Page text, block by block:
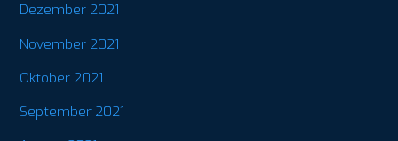
Dezember 2021
November 2021
Oktober 2021
September 2021